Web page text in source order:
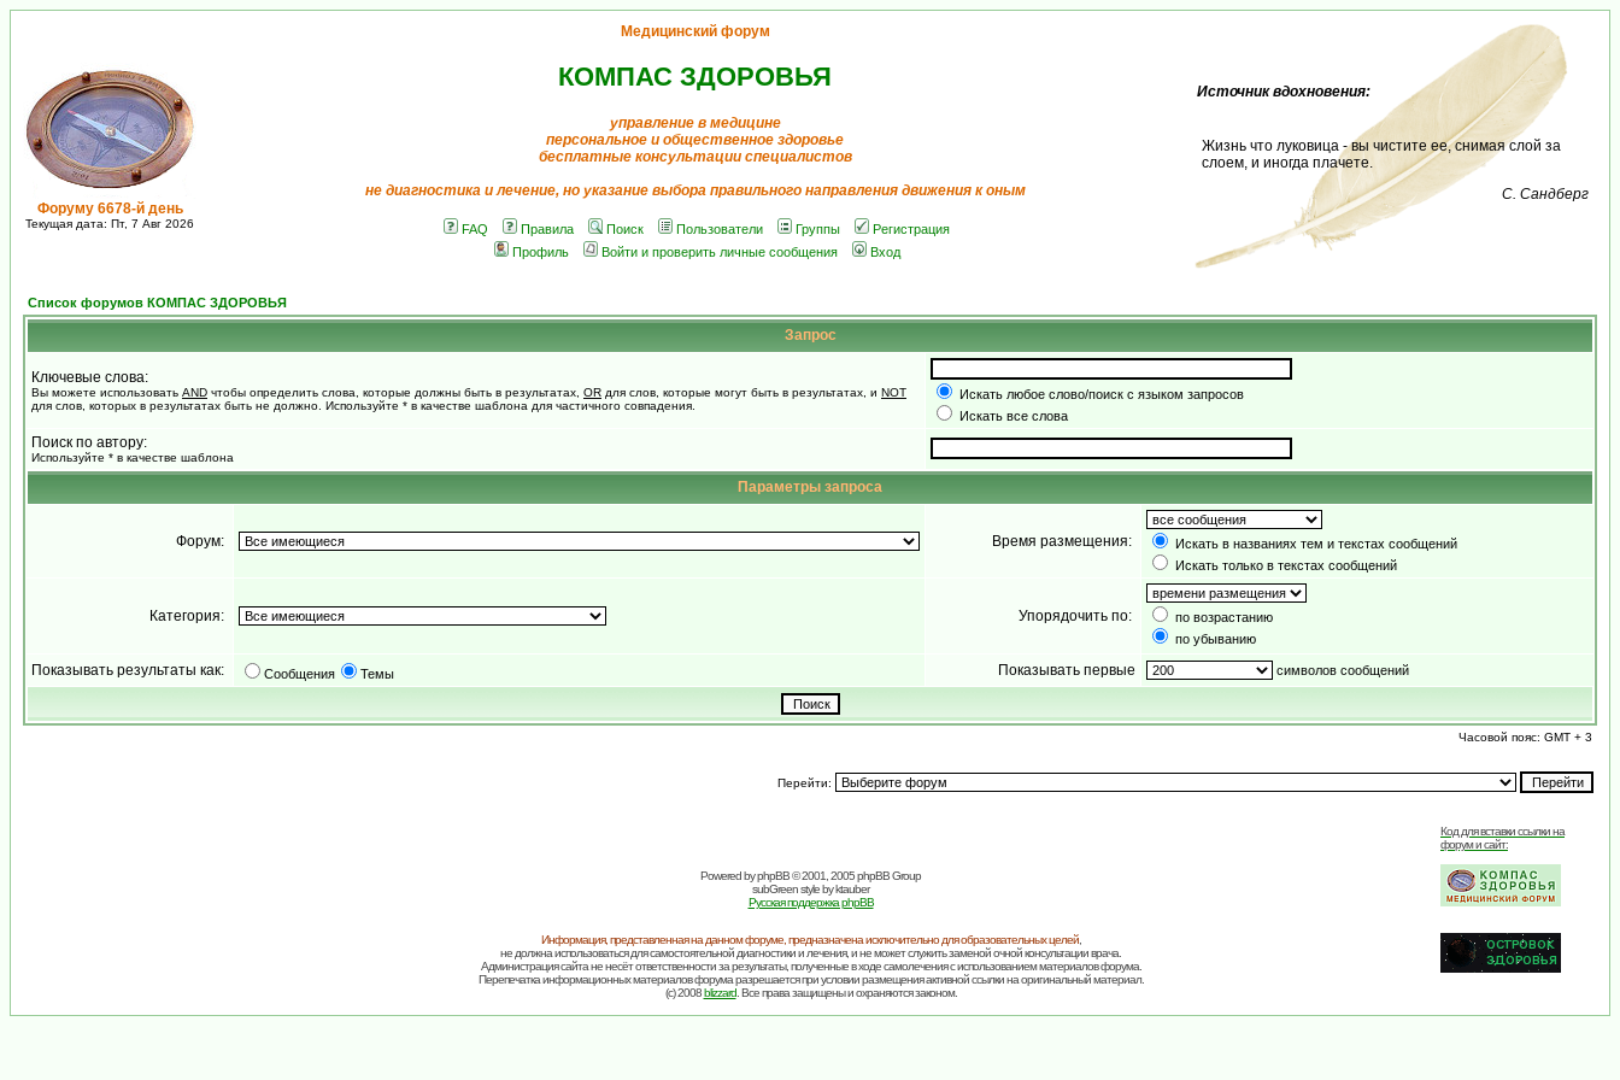
Форуму 6678-й день
Текущая дата: Пт, 7 Авг 2026
Медицинский форум
КОМПАС ЗДОРОВЬЯ
управление в медицине
персональное и общественное здоровье
бесплатные консультации специалистов
не диагностика и лечение, но указание выбора правильного направления движения к оным
FAQ Правила Поиск Пользователи Группы
Регистрация
Профиль
Войти и проверить личные сообщения Вход
Источник вдохновения:
Жизнь что луковица - вы чистите ее, снимая слой за
слоем, и иногда плачете.
С. Сандберг
Список форумов КОМПАС ЗДОРОВЬЯ
Запрос
Ключевые слова:
Вы можете использовать AND чтобы определить слова, которые должны быть в результатах, OR для слов, которые могут быть в результатах, и NOT
для слов, которых в результатах быть не должно. Используйте * в качестве шаблона для частичного совпадения.
Искать любое слово/поиск с языком запросов
Искать все слова
Поиск по автору:
Используйте * в качестве шаблона
Параметры запроса
Форум: Время размещения:
Искать в названиях тем и текстах сообщений
Искать только в текстах сообщений
Категория: Упорядочить по:
по возрастанию
по убыванию
Показывать результаты как: Сообщения Темы Показывать первые символов сообщений
Часовой пояс: GMT + 3
Перейти:
Powered byphpBB© 2001, 2005 phpBB Group
subGreen style byktauber
Русская поддержка phpBB
Код для вставки ссылки на
форум и сайт:
Информация, представленная на данном форуме, предназначена исключительно для образовательных целей,
не должна использоваться для самостоятельной диагностики и лечения, и не может служить заменой очной консультации врача.
Администрация сайта не несёт ответственности за результаты, полученные в ходе самолечения с использованием материалов форума.
Перепечатка информационных материалов форума разрешается при условии размещения активной ссылки на оригинальный материал.
(c) 2008blizzard. Все права защищены и охраняются законом.